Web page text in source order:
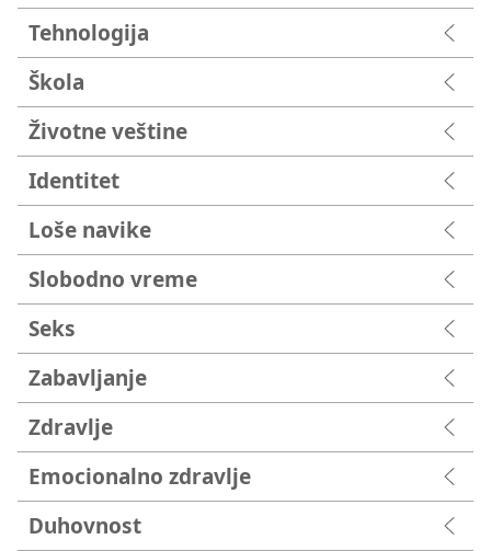
Tehnologija
Škola
Životne veštine
Identitet
Loše navike
Slobodno vreme
Seks
Zabavljanje
Zdravlje
Emocionalno zdravlje
Duhovnost